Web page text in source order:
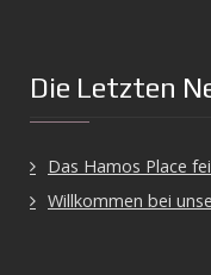
Die Letzten
Das Hamos Place
Willkommen bei